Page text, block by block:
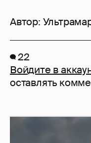
Автор:
22
Войдите в
оставлять